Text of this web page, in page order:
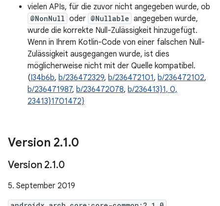
vielen APIs, für die zuvor nicht angegeben wurde, ob
@NonNull oder @Nullable angegeben wurde,
wurde die korrekte Null-Zulässigkeit hinzugefügt.
Wenn in Ihrem Kotlin-Code von einer falschen Null-
Zulässigkeit ausgegangen wurde, ist dies
möglicherweise nicht mit der Quelle kompatibel.
(I34b6b, b/236472329, b/236472101, b/236472102,
b/236471987, b/236472078, b/236413}1, 0,
23413}1701472}
Version 2.1.0
Version 2.1.0
5. September 2019